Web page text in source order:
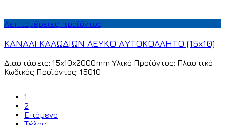
Λεπτομέρειες προϊόντος
ΚΑΝΑΛΙ ΚΑΛΩΔΙΩΝ ΛΕΥΚΟ ΑΥΤΟΚΟΛΛΗΤΟ (15x10)
Διαστάσεις: 15x10x2000mm Υλικό Προϊόντος: Πλαστικό
Κωδικός Προϊόντος: 15010
1
2
Επόμενο